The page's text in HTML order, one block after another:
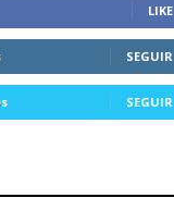
LIKE
SEGUIR
SEGUIR